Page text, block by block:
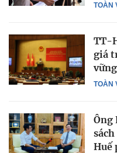
TOÀN
TOÀN
TT-
giá
Ông
Huế